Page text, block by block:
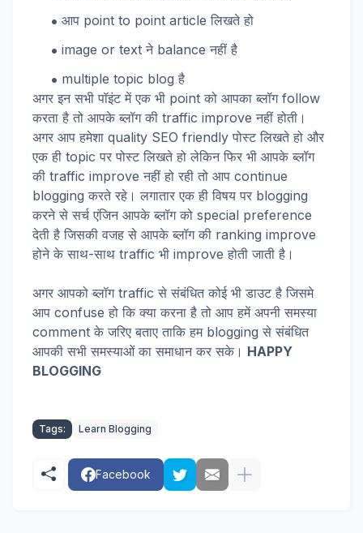
आप point to point article लिखते हो
image or text ने balance नहीं है
multiple topic blog है
अगर इन सभी पॉइंट में एक भी point को आपका ब्लॉग follow
करता है तो आपके ब्लॉग की traffic improve नहीं होती।
अगर आप हमेशा quality SEO friendly पोस्ट लिखते हो और
एक ही topic पर पोस्ट लिखते हो लेकिन फिर भी आपके ब्लॉग
की traffic improve नहीं हो रही तो आप continue
blogging करते रहे। लगातार एक ही विषय पर blogging
करने से सर्च एंजिन आपके ब्लॉग को special preference
देती है जिसकी वजह से आपके ब्लॉग की ranking improve
होने के साथ-साथ traffic भी improve होती जाती है।
अगर आपको ब्लॉग traffic से संबंधित कोई भी डाउट है जिसमे
आप confuse हो कि क्या करना है तो आप हमें अपनी समस्या
comment के जरिए बताए ताकि हम blogging से संबंधित
आपकी सभी समस्याओं का समाधान कर सके। HAPPY
BLOGGING
Tags: Learn Blogging
Facebook